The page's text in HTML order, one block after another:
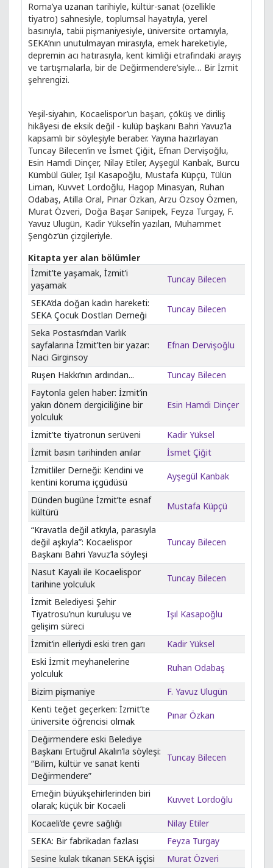
Roma’ya uzanan tarihiyle, kültür-sanat (özellikle
tiyatro) sahnesiyle, toplumsal hayatıyla, yerel
basınıyla, tabii pişmaniyesiyle, üniversite ortamıyla,
SEKA’nın unutulmayan mirasıyla, emek hareketiyle,
depremin acı hatırasıyla, kent kimliği etrafındaki arayış
ve tartışmalarla, bir de Değirmendere’siyle… Bir İzmit
şehrengizi.
Yeşil-siyahın, Kocaelispor’un başarı, çöküş ve diriliş
hikâyesi de eksik değil - kulüp başkanı Bahri Yavuz’la
kapsamlı bir söyleşiyle beraber. Yayına hazırlayan
Tuncay Bilecen’in ve İsmet Çiğit, Efnan Dervişoğlu,
Esin Hamdi Dinçer, Nilay Etiler, Ayşegül Kanbak, Burcu
Kümbül Güler, Işıl Kasapoğlu, Mustafa Küpçü, Tülün
Liman, Kuvvet Lordoğlu, Hagop Minasyan, Ruhan
Odabaş, Atilla Oral, Pınar Özkan, Arzu Özsoy Özmen,
Murat Özveri, Doğa Başar Sarıipek, Feyza Turgay, F.
Yavuz Ulugün, Kadir Yüksel’in yazıları, Muhammet
Şengöz’ün çizgileriyle.
Kitapta yer alan bölümler
İzmit’te yaşamak, İzmit’i
yaşamak
Tuncay Bilecen
SEKA’da doğan kadın hareketi:
SEKA Çocuk Dostları Derneği
Tuncay Bilecen
Seka Postası’ndan Varlık
sayfalarına İzmit’ten bir yazar:
Naci Girginsoy
Efnan Dervişoğlu
Ruşen Hakkı’nın ardından...
Tuncay Bilecen
Faytonla gelen haber: İzmit’in
yakın dönem dergiciliğine bir
yolculuk
Esin Hamdi Dinçer
İzmit’te tiyatronun serüveni
Kadir Yüksel
İzmit basın tarihinden anılar
İsmet Çiğit
İzmitliler Derneği: Kendini ve
kentini koruma içgüdüsü
Ayşegül Kanbak
Dünden bugüne İzmit’te esnaf
kültürü
Mustafa Küpçü
“Kravatla değil atkıyla, parasıyla
değil aşkıyla”: Kocaelispor
Başkanı Bahri Yavuz’la söyleşi
Tuncay Bilecen
Nasut Kayalı ile Kocaelispor
tarihine yolculuk
Tuncay Bilecen
İzmit Belediyesi Şehir
Tiyatrosu’nun kuruluşu ve
gelişim süreci
Işıl Kasapoğlu
İzmit’in elleriydi eski tren garı
Kadir Yüksel
Eski İzmit meyhanelerine
yolculuk
Ruhan Odabaş
Bizim pişmaniye
F. Yavuz Ulugün
Kenti teğet geçerken: İzmit’te
üniversite öğrencisi olmak
Pınar Özkan
Değirmendere eski Belediye
Başkanı Ertuğrul Akalın’la söyleşi:
“Bilim, kültür ve sanat kenti
Değirmendere”
Tuncay Bilecen
Emeğin büyükşehirlerinden biri
olarak; küçük bir Kocaeli
Kuvvet Lordoğlu
Kocaeli’de çevre sağlığı
Nilay Etiler
SEKA: Bir fabrikadan fazlası
Feyza Turgay
Sesine kulak tıkanan SEKA işçisi
Murat Özveri